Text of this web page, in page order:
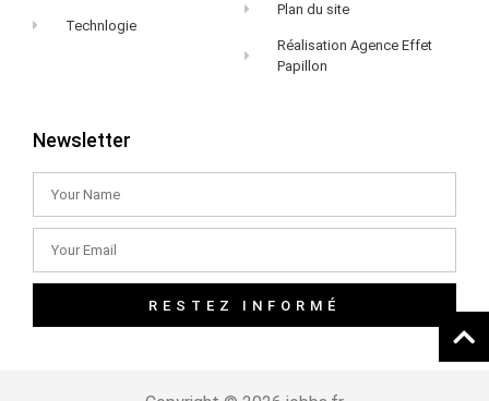
Technlogie
Plan du site
Réalisation Agence Effet
Papillon
Newsletter
RESTEZ INFORMÉ